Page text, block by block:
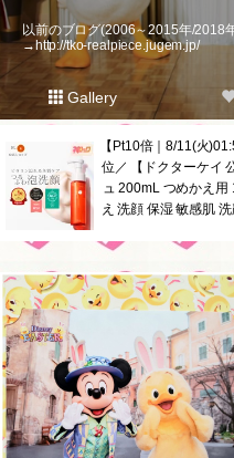
以前のブログ(2006～2015年/2018
→http://tko-realpiece.jugem.jp/
Gallery
【Pt10倍｜8/11(火
位／ 【ドクターケイ
ュ 200mL つめかえ用
え 洗顔 保湿 敏感肌